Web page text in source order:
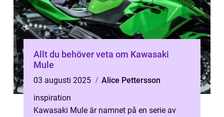
Allt du behöver veta om Kawasaki
Mule
03 augusti 2025
Alice Pettersson
inspiration
Kawasaki Mule är namnet på en serie av